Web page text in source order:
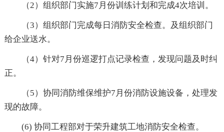
（2）组织部门实施7月份训练计划和完成4次培训。
（3）组织部门完成每日消防安全检查。及组织部门
给企业送水。
（4）针对7月份巡逻打点记录检查，发现问题及时纠
正。
（5）协同消防维保维护7月份消防设施设备，处理发
现的故障。
(6) 协同工程部对于荣升建筑工地消防安全检查。